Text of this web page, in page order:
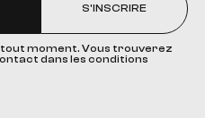
S'INSCRIRE
moment. Vous trouverez
dans les conditions